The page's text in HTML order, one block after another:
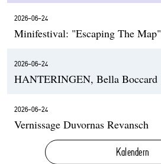
2026-06-24
Minifestival: "Escaping The Map"
2026-06-24
HANTERINGEN, Bella Boccard
2026-06-24
Vernissage Duvornas Revansch
Kalendern